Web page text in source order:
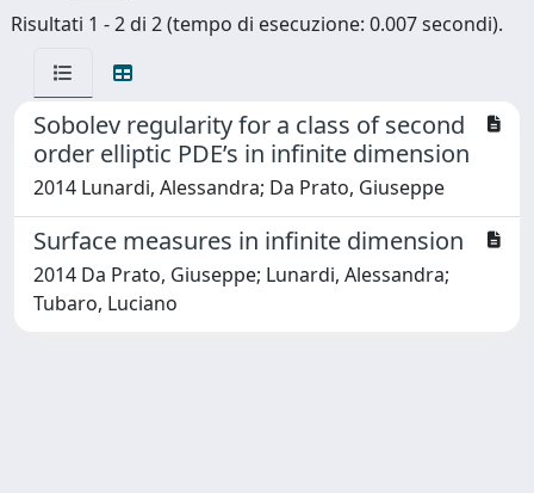
Risultati 1 - 2 di 2 (tempo di esecuzione: 0.007 secondi).
Sobolev regularity for a class of second
order elliptic PDE’s in infinite dimension
2014 Lunardi, Alessandra; Da Prato, Giuseppe
Surface measures in infinite dimension
2014 Da Prato, Giuseppe; Lunardi, Alessandra;
Tubaro, Luciano